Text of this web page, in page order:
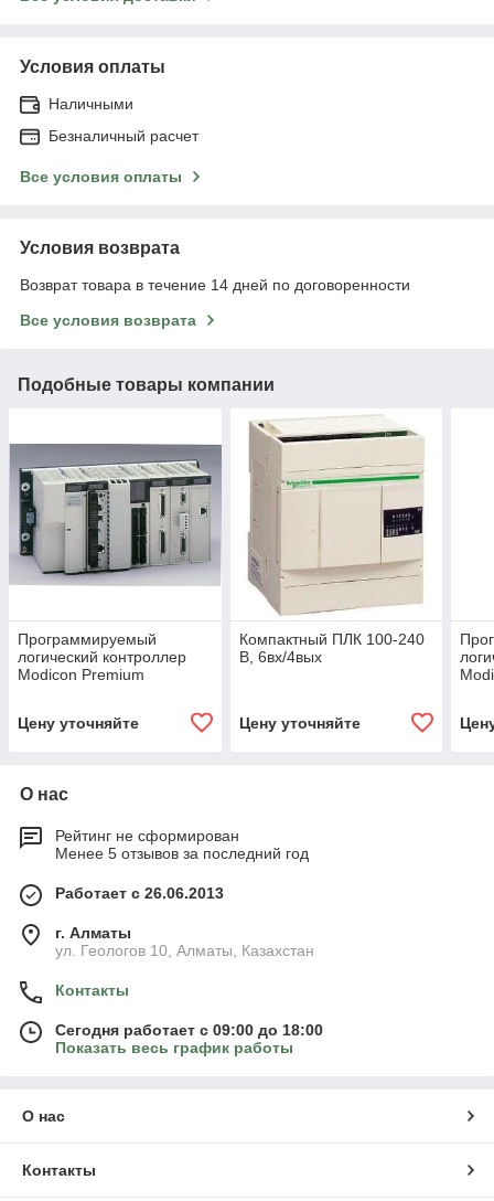
Условия оплаты
Наличными
Безналичный расчет
Все условия оплаты
Условия возврата
Возврат товара в течение 14 дней по договоренности
Все условия возврата
Подобные товары компании
Программируемый
логический контроллер
Modicon Premium
Цену уточняйте
Компактный ПЛК 100-240
В, 6вх/4вых
Цену уточняйте
О нас
Рейтинг не сформирован
Менее 5 отзывов за последний год
Работает с 26.06.2013
г. Алматы
ул. Геологов 10, Алматы, Казахстан
Контакты
Сегодня работает с 09:00 до 18:00
Показать весь график работы
О нас
Контакты